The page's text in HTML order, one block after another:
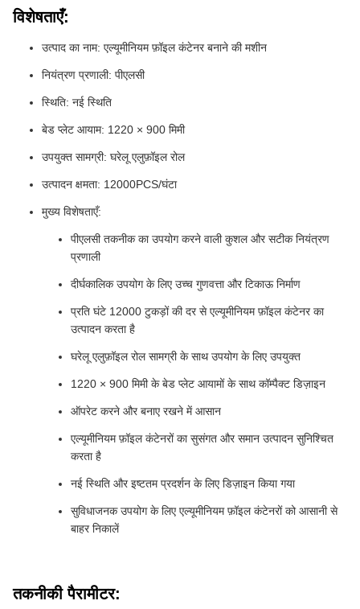
विशेषताएँ:
उत्पाद का नाम: एल्यूमीनियम फ़ॉइल कंटेनर बनाने की मशीन
नियंत्रण प्रणाली: पीएलसी
स्थिति: नई स्थिति
बेड प्लेट आयाम: 1220 × 900 मिमी
उपयुक्त सामग्री: घरेलू एलुफ़ॉइल रोल
उत्पादन क्षमता: 12000PCS/घंटा
मुख्य विशेषताएँ:
पीएलसी तकनीक का उपयोग करने वाली कुशल और सटीक नियंत्रण
प्रणाली
दीर्घकालिक उपयोग के लिए उच्च गुणवत्ता और टिकाऊ निर्माण
प्रति घंटे 12000 टुकड़ों की दर से एल्यूमीनियम फ़ॉइल कंटेनर का
उत्पादन करता है
घरेलू एलुफ़ॉइल रोल सामग्री के साथ उपयोग के लिए उपयुक्त
1220 × 900 मिमी के बेड प्लेट आयामों के साथ कॉम्पैक्ट डिज़ाइन
ऑपरेट करने और बनाए रखने में आसान
एल्यूमीनियम फ़ॉइल कंटेनरों का सुसंगत और समान उत्पादन सुनिश्चित
करता है
नई स्थिति और इष्टतम प्रदर्शन के लिए डिज़ाइन किया गया
सुविधाजनक उपयोग के लिए एल्यूमीनियम फ़ॉइल कंटेनरों को आसानी से
बाहर निकालें
तकनीकी पैरामीटर: